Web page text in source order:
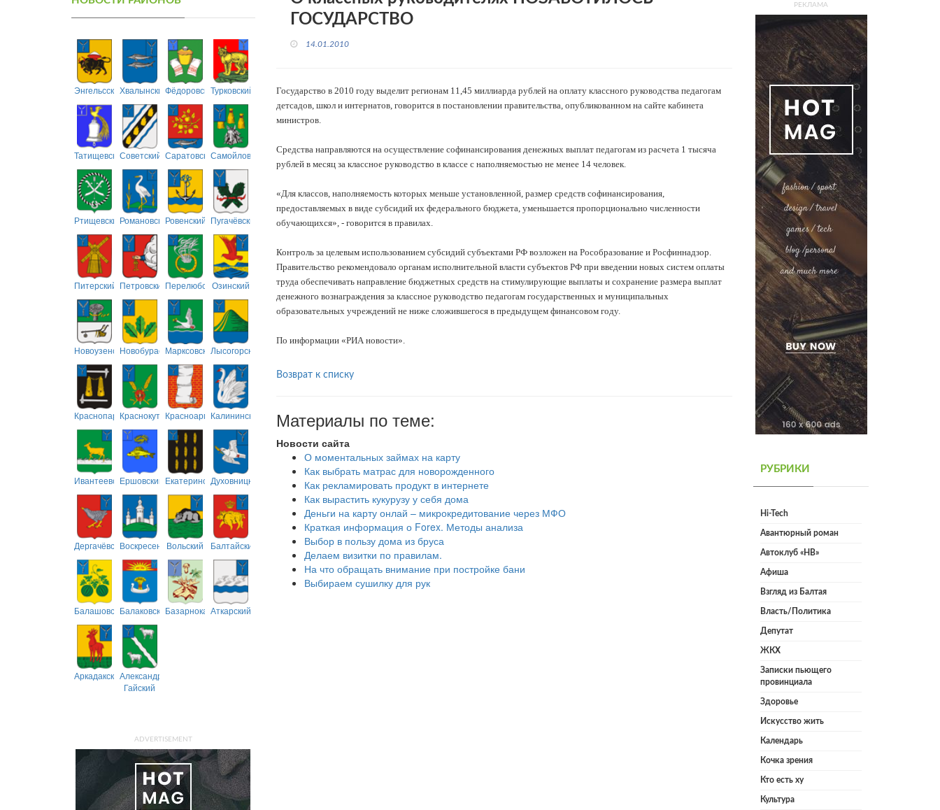
ЭнгельсскийХвалынскийФёдоровскийТурковский
ТатищевскийСоветский СаратовскийСамойловский
РтищевскийРомановскийРовенский Пугачёвский
Питерский ПетровскийПерелюбскийОзинский
НовоузенскийНовобурасскийМарксовскийЛысогорский
Краснопартизанский
КраснокутскийКрасноармейский
Калининский
ИвантеевскийЕршовский ЕкатериновскийДуховницкий
ДергачёвскийВоскресенскийВольский Балтайский
БалашовскийБалаковскийБазарнокарабулакский
Аткарский
АркадакскийАлександрово-
Гайский
ADVERTISEMENT
ГОСУДАРСТВО
14.01.2010
Государство в 2010 году выделит регионам 11,45 миллиарда рублей на оплату классного руководства педагогам
детсадов, школ и интернатов, говорится в постановлении правительства, опубликованном на сайте кабинета
министров.
Средства направляются на осуществление софинансирования денежных выплат педагогам из расчета 1 тысяча
рублей в месяц за классное руководство в классе с наполняемостью не менее 14 человек.
«Для классов, наполняемость которых меньше установленной, размер средств софинансирования,
предоставляемых в виде субсидий их федерального бюджета, уменьшается пропорционально численности
обучающихся», - говорится в правилах.
Контроль за целевым использованием субсидий субъектами РФ возложен на Рособразование и Росфиннадзор.
Правительство рекомендовало органам исполнительной власти субъектов РФ при введении новых систем оплаты
труда обеспечивать направление бюджетных средств на стимулирующие выплаты и сохранение размера выплат
денежного вознаграждения за классное руководство педагогам государственных и муниципальных
образовательных учреждений не ниже сложившегося в предыдущем финансовом году.
По информации «РИА новости».
Возврат к списку
Материалы по теме:
Новости сайта
О моментальных займах на карту
Как выбрать матрас для новорожденного
Как рекламировать продукт в интернете
Как вырастить кукурузу у себя дома
Деньги на карту онлай – микрокредитование через МФО
Краткая информация о Forex. Методы анализа
Выбор в пользу дома из бруса
Делаем визитки по правилам.
На что обращать внимание при постройке бани
Выбираем сушилку для рук
РЕКЛАМА
РУБРИКИ
Hi-Tech
Авантюрный роман
Автоклуб «НВ»
Афиша
Взгляд из Балтая
Власть/Политика
Депутат
ЖКХ
Записки пьющего
провинциала
Здоровье
Искусство жить
Календарь
Кочка зрения
Кто есть ху
Культура